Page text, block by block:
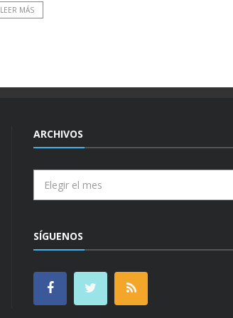
LEER MÁS
ARCHIVOS
SÍGUENOS